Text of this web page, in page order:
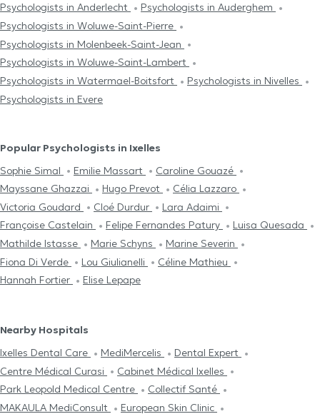
Psychologists in Anderlecht
Psychologists in Auderghem
Psychologists in Woluwe-Saint-Pierre
Psychologists in Molenbeek-Saint-Jean
Psychologists in Woluwe-Saint-Lambert
Psychologists in Watermael-Boitsfort
Psychologists in Nivelles
Psychologists in Evere
Popular Psychologists in Ixelles
Sophie Simal
Emilie Massart
Caroline Gouazé
Mayssane Ghazzai
Hugo Prevot
Célia Lazzaro
Victoria Goudard
Cloé Durdur
Lara Adaimi
Françoise Castelain
Felipe Fernandes Patury
Luisa Quesada
Mathilde Istasse
Marie Schyns
Marine Severin
Fiona Di Verde
Lou Giulianelli
Céline Mathieu
Hannah Fortier
Elise Lepape
Nearby Hospitals
Ixelles Dental Care
MediMercelis
Dental Expert
Centre Médical Curasi
Cabinet Médical Ixelles
Park Leopold Medical Centre
Collectif Santé
MAKAULA MediConsult
European Skin Clinic